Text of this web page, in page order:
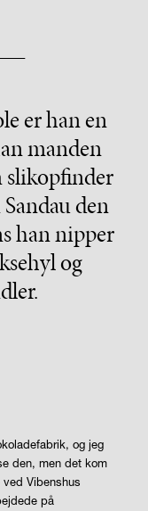
er han en
manden
slikopfinder
den
han nipper
og
og jeg
den, men det kom
Vibenshus
på